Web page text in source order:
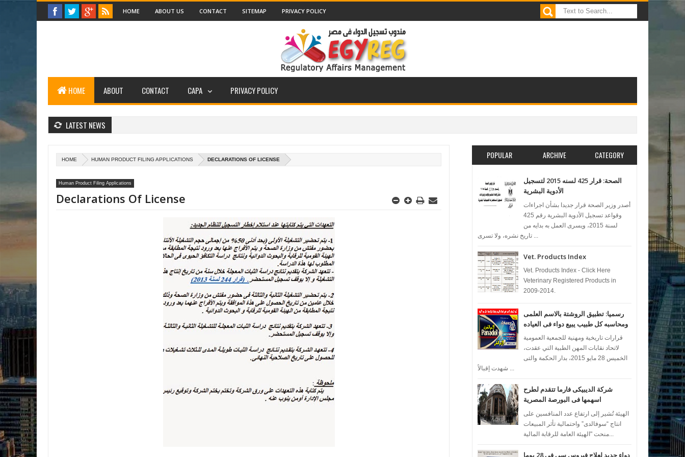
HOME ABOUT US CONTACT SITEMAP PRIVACY POLICY
HOME ABOUT CONTACT CAPA PRIVACY POLICY
LATEST NEWS
HOME HUMAN PRODUCT FILING APPLICATIONS DECLARATIONS OF LICENSE
Human Product Filing Applications
Declarations Of License
POPULAR ARCHIVE CATEGORY
الصحة: قرار 425 لسنه 2015 لتسجيل
الأدوية البشرية
أصدر وزير الصحة قرار جديدا بشأن اجراءات
وقواعد تسجيل الأدوية البشرية رقم 425
لسنة 2015، ويسرى العمل به بدايه من
Vet. Products Index
Vet. Products Index - Click Here
Veterinary Registered Products in
2009-2014.
رسميا: تطبيق الروشتة بالاسم العلمى
ومحاسبه كل طبيب يبيع دواء فى العياده
قرارات تاريخية ومهنية للجمعية العمومية
لاتحاد نقابات المهن الطبية التي عقدت،
الخميس 28 مايو 2015، بدار الحكمة والتى
شهدت إقبالاً ...
شركة الديبيكى فارما تتقدم لطرح
اسهمها فى البورصة المصرية
الهيئة تُشير إلى ارتفاع عدد المنافسين على
انتاج “سوفالدى” واحتمالية تأثر المبيعات
دواء جديد لعلاج فيروس سى فى 28 يوما